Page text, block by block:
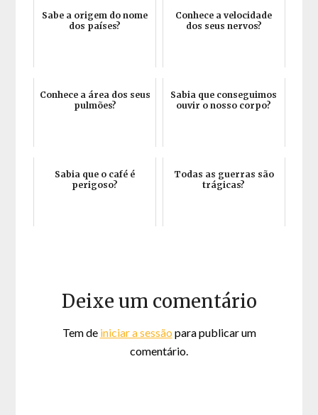
Sabe a origem do nome
dos países?
Conhece a velocidade
dos seus nervos?
Conhece a área dos seus
pulmões?
Sabia que conseguimos
ouvir o nosso corpo?
Sabia que o café é
perigoso?
Todas as guerras são
trágicas?
Deixe um comentário
Tem de iniciar a sessão para publicar um
comentário.